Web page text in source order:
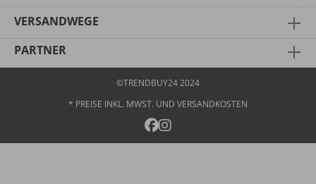
VERSANDWEGE
PARTNER
* PREISE INKL. MWST. UND VERSANDKOSTEN
©TRENDBUY24 2024